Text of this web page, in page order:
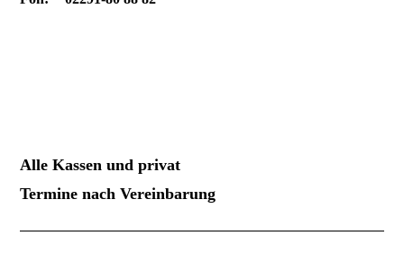
Alle Kassen und privat
Termine nach Vereinbarung